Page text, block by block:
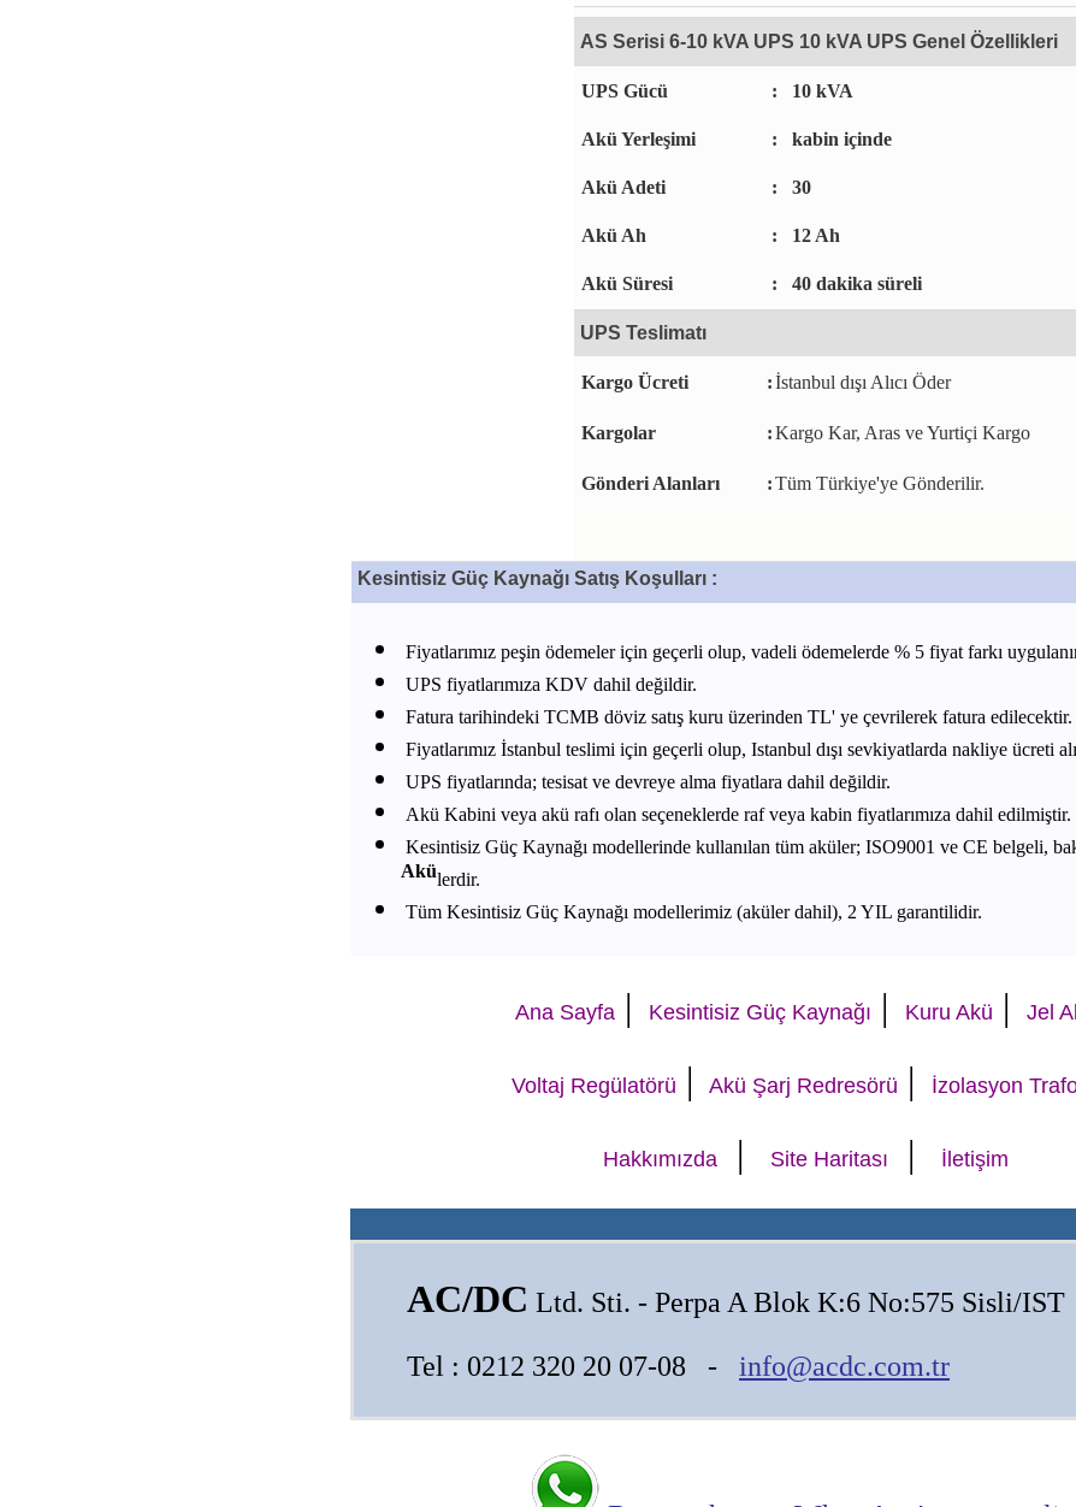
AS Serisi 6-10 kVA UPS 10 kVA UPS Genel Özellikleri
UPS Gücü : 10 kVA
Akü Yerleşimi : kabin içinde
Akü Adeti : 30
Akü Ah : 12 Ah
Akü Süresi : 40 dakika süreli
UPS Teslimatı
Kargo Ücreti :İstanbul dışı Alıcı Öder
Kargolar :Kargo Kar, Aras ve Yurtiçi Kargo
Gönderi Alanları :Tüm Türkiye'ye Gönderilir.
Kesintisiz Güç Kaynağı Satış Koşulları :
Fiyatlarımız peşin ödemeler için geçerli olup, vadeli ödemelerde % 5 fiyat farkı
UPS fiyatlarımıza KDV dahil değildir.
Fatura tarihindeki TCMB döviz satış kuru üzerinden TL' ye çevrilerek fatura edilecektir.
Fiyatlarımız İstanbul teslimi için geçerli olup, Istanbul dışı sevkiyatlarda nakliye ücreti
UPS fiyatlarında; tesisat ve devreye alma fiyatlara dahil değildir.
Akü Kabini veya akü rafı olan seçeneklerde raf veya kabin fiyatlarımıza dahil edilmiştir.
Kesintisiz Güç Kaynağı modellerinde kullanılan tüm aküler; ISO9001 ve CE belgeli,
Akülerdir.
Tüm Kesintisiz Güç Kaynağı modellerimiz (aküler dahil), 2 YIL garantilidir.
Ana Sayfa | Kesintisiz Güç Kaynağı | Kuru Akü | Jel
Voltaj Regülatörü | Akü Şarj Redresörü | İzolasyon
Hakkımızda | Site Haritası | İletişim
AC/DC Ltd. Sti. - Perpa A Blok K:6 No:575 Sisli/IST
Tel : 0212 320 20 07-08 - info@acdc.com.tr